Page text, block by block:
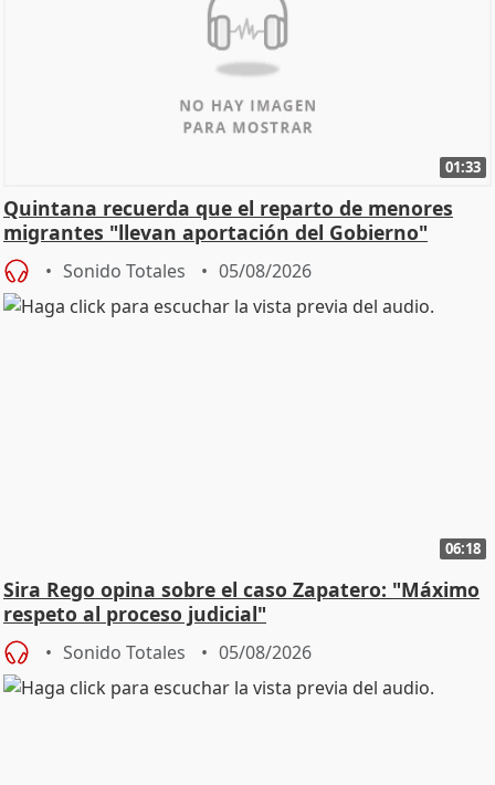
01:33
Quintana recuerda que el reparto de menores
migrantes "llevan aportación del Gobierno"
central
Sonido Totales 05/08/2026
06:18
Sira Rego opina sobre el caso Zapatero: "Máximo
respeto al proceso judicial"
Sonido Totales 05/08/2026